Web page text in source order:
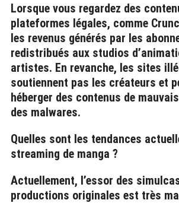
Lorsque vous regardez des
plateformes légales, comme
les revenus générés par les
redistribués aux studios
artistes. En revanche, les sites
soutiennent pas les créateurs et
héberger des contenus de
des malwares.
Quelles sont les tendances
streaming de manga ?
Actuellement, l’essor des
productions originales est très